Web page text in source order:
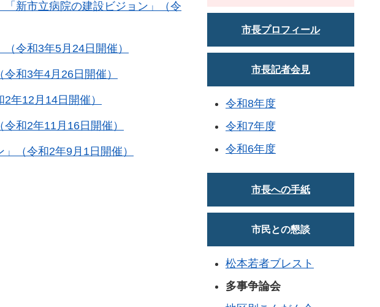
新市立病院の建設ビジョン」（令
令和3年5月24日開催）
和3年4月26日開催）
年12月14日開催）
和2年11月16日開催）
（令和2年9月1日開催）
市長プロフィール
市長記者会見
令和8年度
令和7年度
令和6年度
市長への手紙
市民との懇談
松本若者ブレスト
多事争論会